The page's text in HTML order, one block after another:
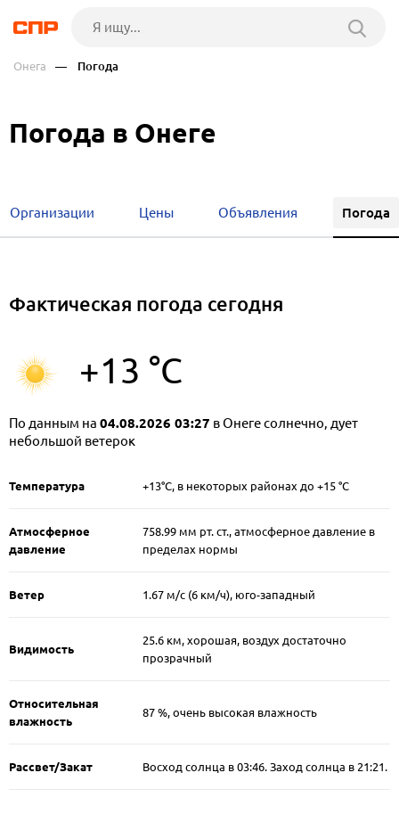
Онега — Погода
Погода в Онеге
Организации Цены Объявления Погода
Фактическая погода сегодня
+13 °C
По данным на 04.08.2026 03:27 в Онеге солнечно, дует
небольшой ветерок
Температура +13°C, в некоторых районах до +15 °C
Атмосферное
давление
758.99 мм рт. ст., атмосферное давление в
пределах нормы
Ветер 1.67 м/c (6 км/ч), юго-западный
Видимость
25.6 км, хорошая, воздух достаточно
прозрачный
Относительная
влажность
87 %, очень высокая влажность
Рассвет/Закат Восход солнца в 03:46. Заход солнца в 21:21.